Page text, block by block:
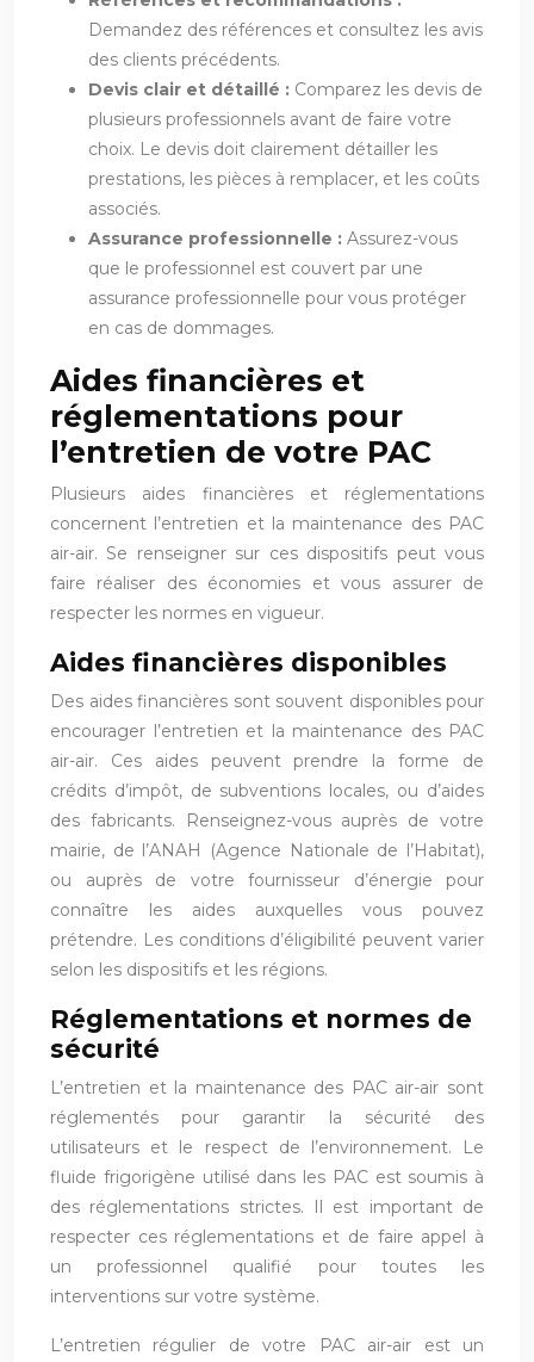
Demandez des références et consultez les avis
des clients précédents.
Devis clair et détaillé : Comparez les devis de
plusieurs professionnels avant de faire votre
choix. Le devis doit clairement détailler les
prestations, les pièces à remplacer, et les coûts
associés.
Assurance professionnelle : Assurez-vous
que le professionnel est couvert par une
assurance professionnelle pour vous protéger
en cas de dommages.
Aides financières et
réglementations pour
l’entretien de votre PAC
Plusieurs aides financières et réglementations
concernent l’entretien et la maintenance des PAC
air-air. Se renseigner sur ces dispositifs peut vous
faire réaliser des économies et vous assurer de
respecter les normes en vigueur.
Aides financières disponibles
Des aides financières sont souvent disponibles pour
encourager l’entretien et la maintenance des PAC
air-air. Ces aides peuvent prendre la forme de
crédits d’impôt, de subventions locales, ou d’aides
des fabricants. Renseignez-vous auprès de votre
mairie, de l’ANAH (Agence Nationale de l’Habitat),
ou auprès de votre fournisseur d’énergie pour
connaître les aides auxquelles vous pouvez
prétendre. Les conditions d’éligibilité peuvent varier
selon les dispositifs et les régions.
Réglementations et normes de
sécurité
L’entretien et la maintenance des PAC air-air sont
réglementés pour garantir la sécurité des
utilisateurs et le respect de l’environnement. Le
fluide frigorigène utilisé dans les PAC est soumis à
des réglementations strictes. Il est important de
respecter ces réglementations et de faire appel à
un professionnel qualifié pour toutes les
interventions sur votre système.
L’entretien régulier de votre PAC air-air est un